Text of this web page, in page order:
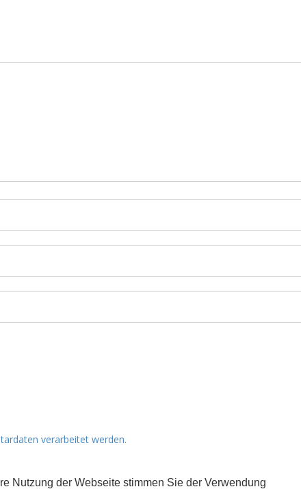
Nutzung der Webseite stimmen Sie der Verwendung
verarbeitet werden.